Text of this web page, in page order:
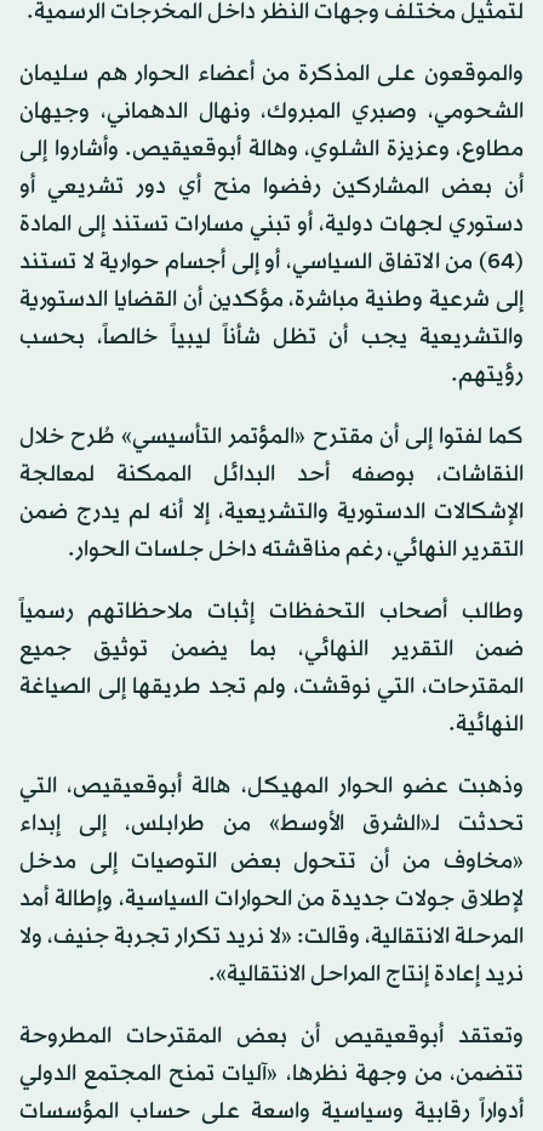
لتمثيل مختلف وجهات النظر داخل المخرجات الرسمية.
والموقعون على المذكرة من أعضاء الحوار هم سليمان
الشحومي، وصبري المبروك، ونهال الدهماني، وجيهان
مطاوع، وعزيزة الشلوي، وهالة أبوقعيقيص. وأشاروا إلى
أن بعض المشاركين رفضوا منح أي دور تشريعي أو
دستوري لجهات دولية، أو تبني مسارات تستند إلى المادة
(64) من الاتفاق السياسي، أو إلى أجسام حوارية لا تستند
إلى شرعية وطنية مباشرة، مؤكدين أن القضايا الدستورية
والتشريعية يجب أن تظل شأناً ليبياً خالصاً، بحسب
رؤيتهم.
كما لفتوا إلى أن مقترح «المؤتمر التأسيسي» طُرح خلال
النقاشات، بوصفه أحد البدائل الممكنة لمعالجة
الإشكالات الدستورية والتشريعية، إلا أنه لم يدرج ضمن
التقرير النهائي، رغم مناقشته داخل جلسات الحوار.
وطالب أصحاب التحفظات إثبات ملاحظاتهم رسمياً
ضمن التقرير النهائي، بما يضمن توثيق جميع
المقترحات، التي نوقشت، ولم تجد طريقها إلى الصياغة
النهائية.
وذهبت عضو الحوار المهيكل، هالة أبوقعيقيص، التي
تحدثت لـ«الشرق الأوسط» من طرابلس، إلى إبداء
«مخاوف من أن تتحول بعض التوصيات إلى مدخل
لإطلاق جولات جديدة من الحوارات السياسية، وإطالة أمد
المرحلة الانتقالية، وقالت: «لا نريد تكرار تجربة جنيف، ولا
نريد إعادة إنتاج المراحل الانتقالية».
وتعتقد أبوقعيقيص أن بعض المقترحات المطروحة
تتضمن، من وجهة نظرها، «آليات تمنح المجتمع الدولي
أدواراً رقابية وسياسية واسعة على حساب المؤسسات